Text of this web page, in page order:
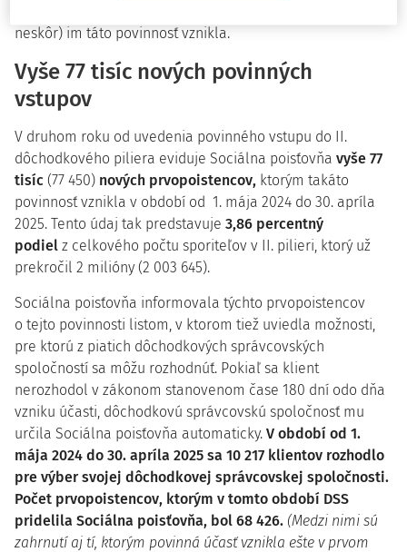
neskôr) im táto povinnosť vznikla.
Vyše 77 tisíc nových povinných
vstupov
V druhom roku od uvedenia povinného vstupu do II.
dôchodkového piliera eviduje Sociálna poisťovňa vyše 77
tisíc (77 450) nových prvopoistencov, ktorým takáto
povinnosť vznikla v období od 1. mája 2024 do 30. apríla
2025. Tento údaj tak predstavuje 3,86 percentný
podiel z celkového počtu sporiteľov v II. pilieri, ktorý už
prekročil 2 milióny (2 003 645).
Sociálna poisťovňa informovala týchto prvopoistencov
o tejto povinnosti listom, v ktorom tiež uviedla možnosti,
pre ktorú z piatich dôchodkových správcovských
spoločností sa môžu rozhodnúť. Pokiaľ sa klient
nerozhodol v zákonom stanovenom čase 180 dní odo dňa
vzniku účasti, dôchodkovú správcovskú spoločnosť mu
určila Sociálna poisťovňa automaticky. V období od 1.
mája 2024 do 30. apríla 2025 sa 10 217 klientov rozhodlo
pre výber svojej dôchodkovej správcovskej spoločnosti.
Počet prvopoistencov, ktorým v tomto období DSS
pridelila Sociálna poisťovňa, bol 68 426. (Medzi nimi sú
zahrnutí aj tí, ktorým povinná účasť vznikla ešte v prvom